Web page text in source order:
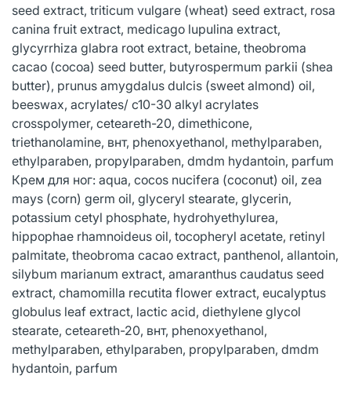
seed extract, triticum vulgare (wheat) seed extract, rosa
canina fruit extract, medicago lupulina extract,
glycyrrhiza glabra root extract, betaine, theobroma
cacao (cocoa) seed butter, butyrospermum parkii (shea
butter), prunus amygdalus dulcis (sweet almond) oil,
beeswax, acrylates/ c10-30 alkyl acrylates
crosspolymer, ceteareth-20, dimethicone,
triethanolamine, внт, phenoxyethanol, methylparaben,
ethylparaben, propylparaben, dmdm hydantoin, parfum
Крем для ног: aqua, cocos nucifera (coconut) oil, zea
mays (corn) germ oil, glyceryl stearate, glycerin,
potassium cetyl phosphate, hydrohyethylurea,
hippophae rhamnoideus oil, tocopheryl acetate, retinyl
palmitate, theobroma cacao extract, panthenol, allantoin,
silybum marianum extract, amaranthus caudatus seed
extract, chamomilla recutita flower extract, eucalyptus
globulus leaf extract, lactic acid, diethylene glycol
stearate, ceteareth-20, внт, phenoxyethanol,
methylparaben, ethylparaben, propylparaben, dmdm
hydantoin, parfum